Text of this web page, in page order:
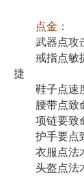
点金：
武器点攻击
戒指点敏捷
捷
鞋子点速度
腰带点致命
项链要致命
护手要点致
衣服点法术
头盔点法术